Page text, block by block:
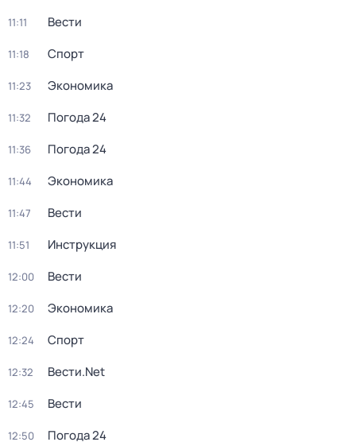
11:11 Вести
11:18 Спорт
11:23 Экономика
11:32 Погода 24
11:36 Погода 24
11:44 Экономика
11:47 Вести
11:51 Инструкция
12:00 Вести
12:20 Экономика
12:24 Спорт
12:32 Вести.Net
12:45 Вести
12:50 Погода 24